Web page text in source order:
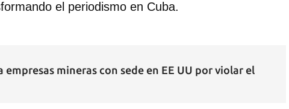
el periodismo en Cuba.
mineras con sede en EE UU por violar el